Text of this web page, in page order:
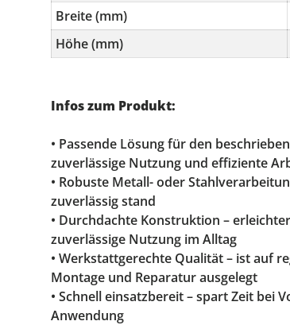
Breite (mm)
Höhe (mm)
Infos zum Produkt:
• Passende Lösung für den
zuverlässige Nutzung und effiziente
• Robuste Metall- oder
zuverlässig stand
• Durchdachte Konstruktion –
zuverlässige Nutzung im Alltag
• Werkstattgerechte Qualität – ist auf
Montage und Reparatur ausgelegt
• Schnell einsatzbereit – spart Zeit bei
Anwendung